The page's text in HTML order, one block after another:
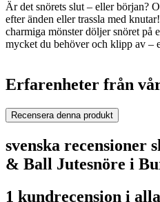
Är det snörets slut – eller början?
efter änden eller trassla med
charmiga mönster döljer snöret på
mycket du behöver och klipp av –
Erfarenheter från
Recensera denna produkt
svenska recensioner
& Ball Jutesnöre i
1 kundrecension i